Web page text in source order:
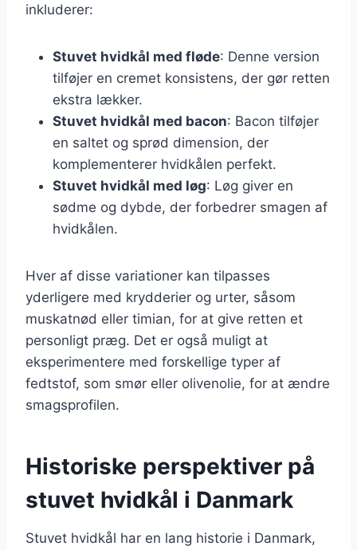
inkluderer:
Stuvet hvidkål med fløde: Denne version
tilføjer en cremet konsistens, der gør retten
ekstra lækker.
Stuvet hvidkål med bacon: Bacon tilføjer
en saltet og sprød dimension, der
komplementerer hvidkålen perfekt.
Stuvet hvidkål med løg: Løg giver en
sødme og dybde, der forbedrer smagen af
hvidkålen.
Hver af disse variationer kan tilpasses
yderligere med krydderier og urter, såsom
muskatnød eller timian, for at give retten et
personligt præg. Det er også muligt at
eksperimentere med forskellige typer af
fedtstof, som smør eller olivenolie, for at ændre
smagsprofilen.
Historiske perspektiver på
stuvet hvidkål i Danmark
Stuvet hvidkål har en lang historie i Danmark,